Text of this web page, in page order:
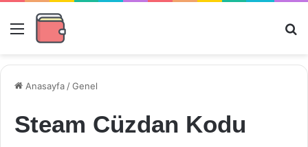
Menü
Anasayfa /Genel
Steam Cüzdan Kodu